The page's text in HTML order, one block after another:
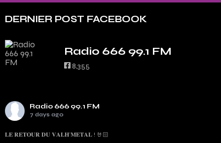
DERNIER POST FACEBOOK
Radio 666 99.1 FM
8,355
Radio 666 99.1 FM
7 days ago
𝐋𝐄 𝐑𝐄𝐓𝐎𝐔𝐑 𝐃𝐔 𝐕𝐀𝐋𝐇’𝐌𝐄𝐓𝐀𝐋 ! 🤘🏻